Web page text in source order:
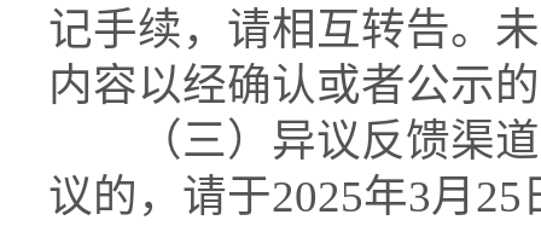
记手续，请相互转告。
内容以经确认或者公示
（三）异议反馈渠道
议的，请于2025年3月